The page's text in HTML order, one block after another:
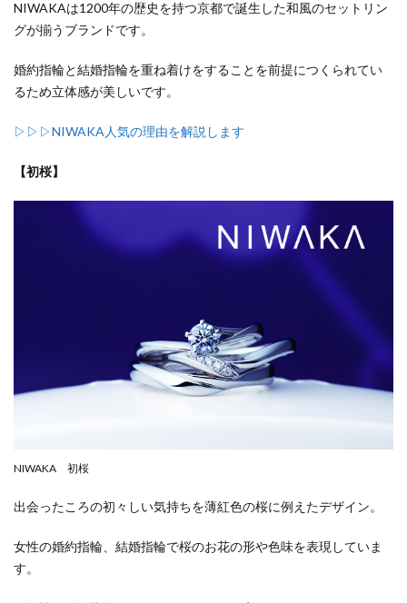
NIWAKAは1200年の歴史を持つ京都で誕生した和風のセットリン
グが揃うブランドです。
婚約指輪と結婚指輪を重ね着けをすることを前提につくられてい
るため立体感が美しいです。
▷▷▷NIWAKA人気の理由を解説します
【初桜】
NIWAKA 初桜
出会ったころの初々しい気持ちを薄紅色の桜に例えたデザイン。
女性の婚約指輪、結婚指輪で桜のお花の形や色味を表現していま
す。